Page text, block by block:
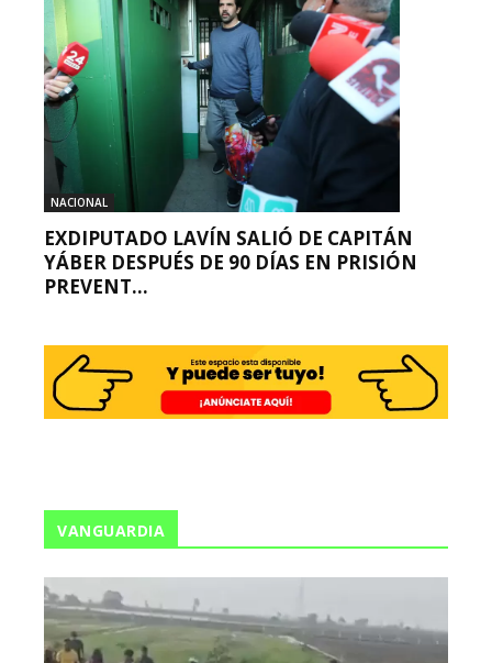
NACIONAL
EXDIPUTADO LAVÍN SALIÓ DE CAPITÁN
YÁBER DESPUÉS DE 90 DÍAS EN PRISIÓN
PREVENT...
VANGUARDIA